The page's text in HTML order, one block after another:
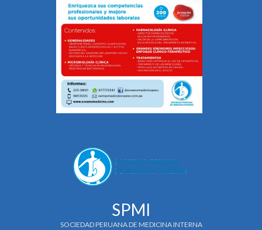
SPMI
SOCIEDAD PERUANA DE MEDICINA INTERNA